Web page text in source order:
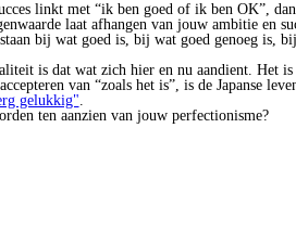
linkt met “ik ben goed of ik ben OK”,
laat afhangen van jouw ambitie en
bij wat goed is, bij wat goed genoeg is,
is dat wat zich hier en nu aandient. Het
van “zoals het is”, is de Japanse
gelukkig".
ten aanzien van jouw perfectionisme?